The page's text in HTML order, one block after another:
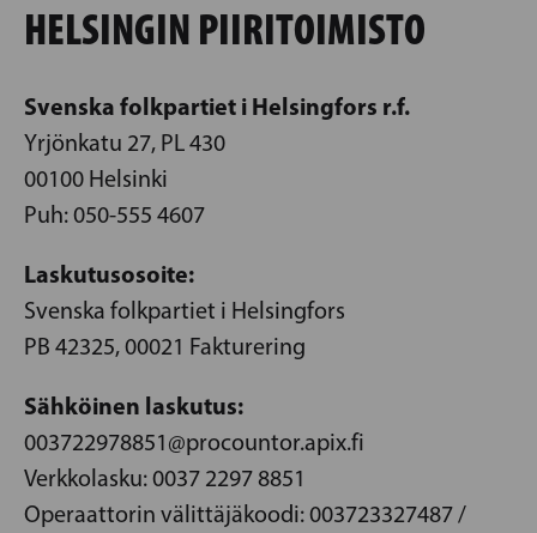
HELSINGIN PIIRITOIMISTO
Svenska folkpartiet i Helsingfors r.f.
Yrjönkatu 27, PL 430
00100 Helsinki
Puh: 050-555 4607
Laskutusosoite:
Svenska folkpartiet i Helsingfors
PB 42325, 00021 Fakturering
Sähköinen laskutus:
003722978851@procountor.apix.fi
Verkkolasku: 0037 2297 8851
Operaattorin välittäjäkoodi: 003723327487 /